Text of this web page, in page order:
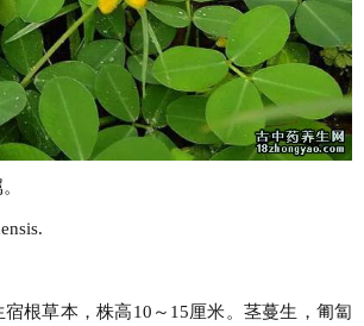
根草本，株高10～15厘米。茎蔓生，匍匐